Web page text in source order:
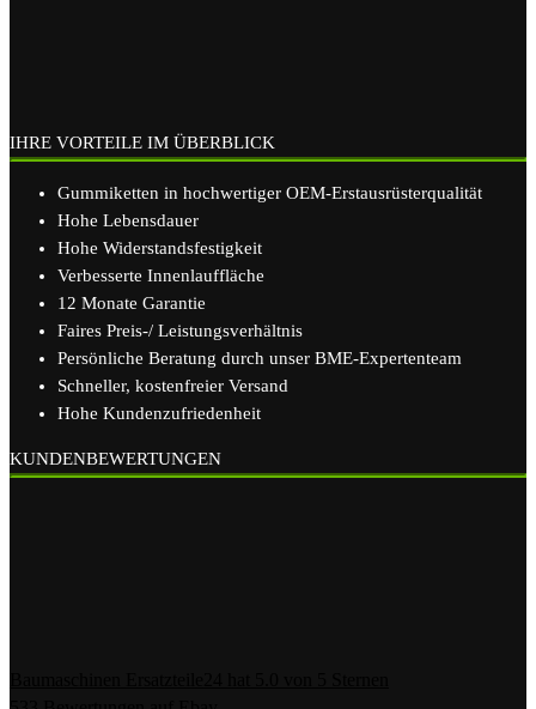
IHRE VORTEILE IM ÜBERBLICK
Gummiketten in hochwertiger OEM-Erstausrüsterqualität
Hohe Lebensdauer
Hohe Widerstandsfestigkeit
Verbesserte Innenlauffläche
12 Monate Garantie
Faires Preis-/ Leistungsverhältnis
Persönliche Beratung durch unser BME-Expertenteam
Schneller, kostenfreier Versand
Hohe Kundenzufriedenheit
KUNDENBEWERTUNGEN